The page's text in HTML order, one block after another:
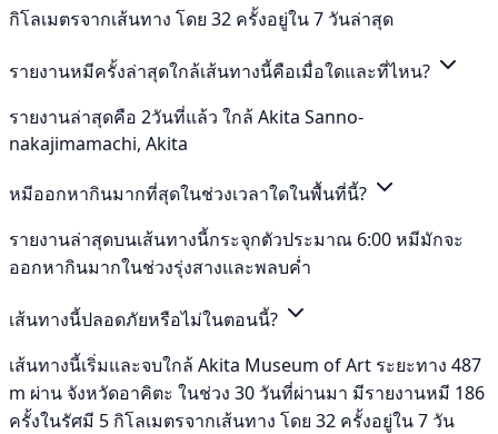
กิโลเมตรจากเส้นทาง โดย 32 ครั้งอยู่ใน 7 วันล่าสุด
รายงานหมีครั้งล่าสุดใกล้เส้นทางนี้คือเมื่อใดและที่ไหน?
รายงานล่าสุดคือ 2วันที่แล้ว ใกล้ Akita Sanno-
nakajimamachi, Akita
หมีออกหากินมากที่สุดในช่วงเวลาใดในพื้นที่นี้?
รายงานล่าสุดบนเส้นทางนี้กระจุกตัวประมาณ 6:00 หมีมักจะ
ออกหากินมากในช่วงรุ่งสางและพลบค่ำ
เส้นทางนี้ปลอดภัยหรือไม่ในตอนนี้?
เส้นทางนี้เริ่มและจบใกล้ Akita Museum of Art ระยะทาง 487
m ผ่าน จังหวัดอาคิตะ ในช่วง 30 วันที่ผ่านมา มีรายงานหมี 186
ครั้งในรัศมี 5 กิโลเมตรจากเส้นทาง โดย 32 ครั้งอยู่ใน 7 วัน